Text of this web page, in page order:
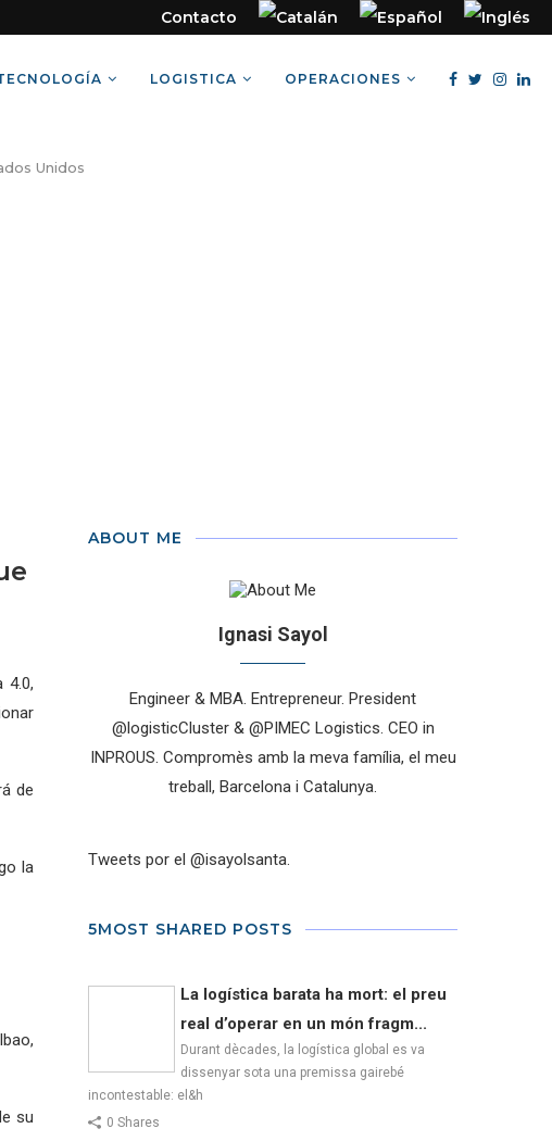
Contacto
LOGISTICA OPERACIONES
Unidos
4.0,
de
la
su
ABOUT ME
Ignasi Sayol
Engineer & MBA. Entrepreneur. President
@logisticCluster & @PIMEC Logistics. CEO in
INPROUS. Compromès amb la meva família, el meu
treball, Barcelona i Catalunya.
Tweets por el @isayolsanta.
5MOST SHARED POSTS
La logística barata ha mort: el preu
real d’operar en un món fragm...
Durant dècades, la logística global es va
dissenyar sota una premissa gairebé
incontestable: el&h
0 Shares